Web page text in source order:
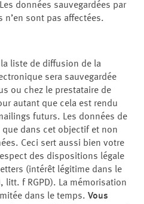
données sauvegardées par
n’en sont pas affectées.
liste de diffusion de la
sera sauvegardée
ou chez le prestataire de
autant que cela est rendu
futurs. Les données de
dans cet objectif et non
Ceci sert aussi bien votre
des dispositions légale
(intérêt légitime dans le
litt. f RGPD). La mémorisation
dans le temps. Vous